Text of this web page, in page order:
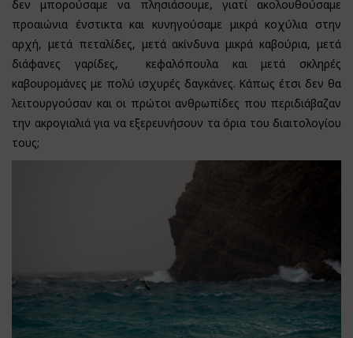
δεν μπορούσαμε να πλησιάσουμε, γιατί ακολουθούσαμε
προαιώνια ένστικτα και κυνηγούσαμε μικρά κοχύλια στην
αρχή, μετά πεταλίδες, μετά ακίνδυνα μικρά καβούρια, μετά
διάφανες γαρίδες, κεφαλόπουλα και μετά σκληρές
καβουρομάνες με πολύ ισχυρές δαγκάνες. Κάπως έτσι δεν θα
λειτουργούσαν και οι πρώτοι ανθρωπίδες που περιδιάβαζαν
την ακρογιαλιά για να εξερευνήσουν τα όρια του διαιτολογίου
τους;